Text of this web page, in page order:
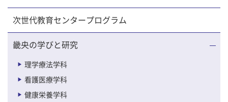
次世代教育センタープログラム
畿央の学びと研究
理学療法学科
看護医療学科
健康栄養学科